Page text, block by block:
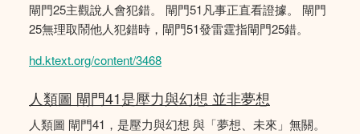
閘門25主觀說人會犯錯。 閘門51凡事正直看證據。 閘門
25無理取鬧他人犯錯時，閘門51發雷霆指閘門25錯。
hd.ktext.org/content/3468
人類圖 閘門41是壓力與幻想 並非夢想
人類圖 閘門41，是壓力與幻想 與「夢想、未來」無關。